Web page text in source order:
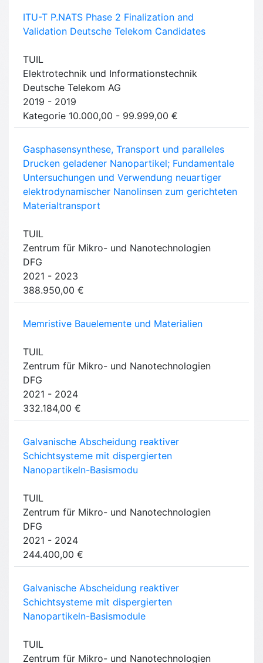
ITU-T P.NATS Phase 2 Finalization and
Validation Deutsche Telekom Candi­dates
TUIL
Elektrotechnik und Informationstechnik
Deutsche Telekom AG
2019 - 2019
Kategorie 10.000,00 - 99.999,00 €
Gasphasensynthese, Transport und paralleles
Drucken geladener Nanopartikel; Fundamentale
Untersuchungen und Verwendung neuartiger
elektrodynamischer Nanolinsen zum gerichteten
Materialtransport
TUIL
Zentrum für Mikro- und Nanotechnologien
DFG
2021 - 2023
388.950,00 €
Memristive Bauelemente und Materialien
TUIL
Zentrum für Mikro- und Nanotechnologien
DFG
2021 - 2024
332.184,00 €
Galvanische Abscheidung reaktiver
Schichtsysteme mit dispergierten
Nanopartikeln-Basismodu
TUIL
Zentrum für Mikro- und Nanotechnologien
DFG
2021 - 2024
244.400,00 €
Galvanische Abscheidung reaktiver
Schichtsysteme mit dispergierten
Nanopartikeln-Basismodule
TUIL
Zentrum für Mikro- und Nanotechnologien